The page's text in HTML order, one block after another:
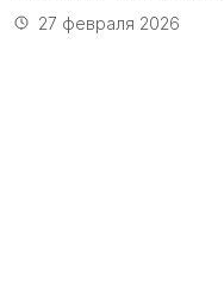
27 февраля 2026